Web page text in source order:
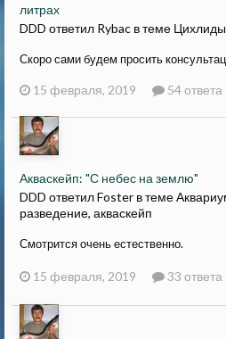
литрах
DDD ответил Rybac в теме
Скоро сами будем просить
15 февраля, 2019 54 ответа
Акваскейп: "С небес на землю"
DDD ответил Foster в теме
разведение, акваскейп
Смотрится очень естественно.
15 февраля, 2019 33 ответа